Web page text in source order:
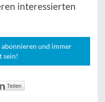
interessierten
und immer
sein!